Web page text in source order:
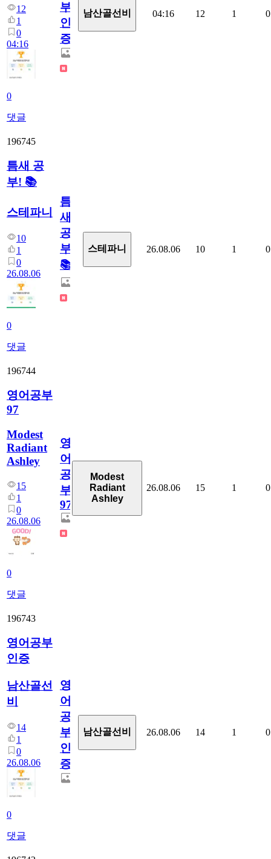
12
1
0
04:16
0
댓글
부
인
증
남산골선비 04:16 12 1 0
196745
틈새 공
부! 📚
스테파니
10
1
0
26.08.06
0
댓글
틈
새
공
부!
📚
스테파니 26.08.06 10 1 0
196744
영어공부
97
Modest
Radiant
Ashley
15
1
0
26.08.06
0
댓글
영
어
공
부
97
Modest
Radiant
Ashley
26.08.06 15 1 0
196743
영어공부
인증
남산골선
비
14
1
0
26.08.06
0
댓글
영
어
공
부
인
증
남산골선비 26.08.06 14 1 0